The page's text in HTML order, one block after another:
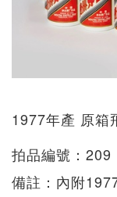
1977年產 原箱
拍品編號：209
備註：內附